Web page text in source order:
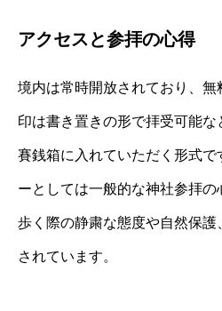
アクセスと参拝の心得
境内は常時開放されており、
印は書き置きの形で拝受可能
賽銭箱に入れていただく形式
ーとしては一般的な神社参拝
歩く際の静粛な態度や自然保護
されています。